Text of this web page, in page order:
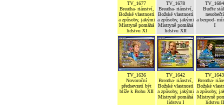
TV_1677
Breatha- riánství,
Božské vlastnosti
a způsoby, jakými
Mistryně pomáhá
lidstvu XI
TV_1678
Breatha- riánství,
Božské vlastnosti
a způsoby, jakými
Mistryně pomáhá
lidstvu XII
TV_1684
Buďte
nesobečtí
a bezpod-
I
TV_1636
Novoroční
předsevzetí být
blíže k Bohu XII
TV_1642
Breatha- riánství,
Božské vlastnosti
a způsoby, jakými
Mistryně pomáhá
lidstvu I
TV_1643
Breatha-
Božské
a způsoby,
Mistryně
lidstvu II